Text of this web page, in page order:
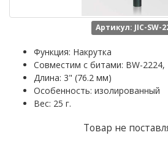
Артикул: JIC-SW-
Функция: Накрутка
Совместим с битами: BW-2224,
Длина: 3" (76.2 мм)
Особенность: изолированный
Вес: 25 г.
Товар не